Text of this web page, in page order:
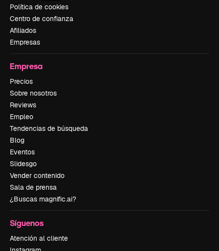
Política de cookies
Centro de confianza
Afiliados
Empresas
Empresa
Precios
Sobre nosotros
Reviews
Empleo
Tendencias de búsqueda
Blog
Eventos
Slidesgo
Vender contenido
Sala de prensa
¿Buscas magnific.ai?
Síguenos
Atención al cliente